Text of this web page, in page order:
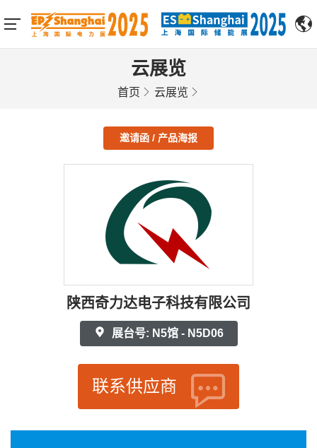
云展览
首页 云展览
邀请函 / 产品海报
陕西奇力达电子科技有限公司
展台号: N5馆 - N5D06
联系供应商